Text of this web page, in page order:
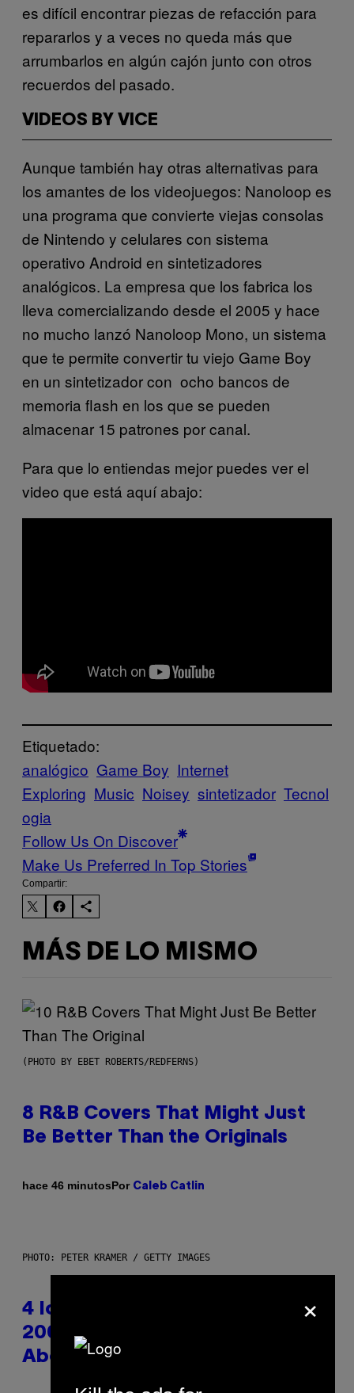
es difícil encontrar piezas de refacción para
repararlos y a veces no queda más que
arrumbarlos en algún cajón junto con otros
recuerdos del pasado.
VIDEOS BY VICE
Aunque también hay otras alternativas para
los amantes de los videojuegos: Nanoloop es
una programa que convierte viejas consolas
de Nintendo y celulares con sistema
operativo Android en sintetizadores
analógicos. La empresa que los fabrica los
lleva comercializando desde el 2005 y hace
no mucho lanzó Nanoloop Mono, un sistema
que te permite convertir tu viejo Game Boy
en un sintetizador con ocho bancos de
memoria flash en los que se pueden
almacenar 15 patrones por canal.
Para que lo entiendas mejor puedes ver el
video que está aquí abajo:
Etiquetado:
analógico Game Boy Internet
Exploring Music Noisey sintetizador Tecnol
ogia
Follow Us On Discover
Make Us Preferred In Top Stories
Compartir:
MÁS DE LO MISMO
(PHOTO BY EBET ROBERTS/REDFERNS)
8 R&B Covers That Might Just
Be Better Than the Originals
hace 46 minutosPor Caleb Catlin
PHOTO: PETER KRAMER / GETTY IMAGES
4 Iconic MTV Shows From the
2000s You Definitely Forgot
About
×